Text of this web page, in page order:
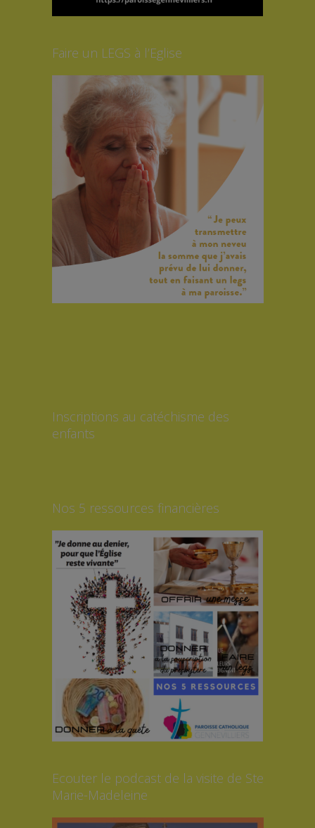
Faire un LEGS à l’Eglise
Inscriptions au catéchisme des
enfants
Nos 5 ressources financières
Ecouter le podcast de la visite de Ste
Marie-Madeleine